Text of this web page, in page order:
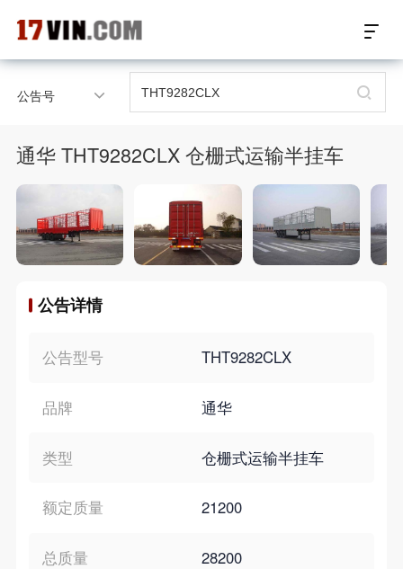
17VIN车架号查询首页
汽配产品车型适配
汽配产品电子目录
微信群智能客服
个性化私人定制
公告号
通华 THT9282CLX 仓栅式运输半挂车
公告详情
公告型号 THT9282CLX
品牌 通华
类型 仓栅式运输半挂车
额定质量 21200
总质量 28200